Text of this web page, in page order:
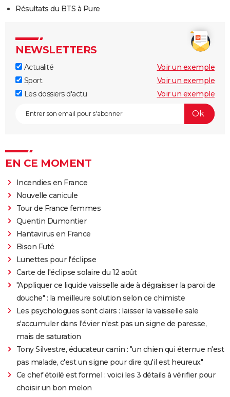
Résultats du BTS à Pure
NEWSLETTERS
Actualité
Voir un exemple
Sport
Voir un exemple
Les dossiers d'actu
Voir un exemple
EN CE MOMENT
Incendies en France
Nouvelle canicule
Tour de France femmes
Quentin Dumontier
Hantavirus en France
Bison Futé
Lunettes pour l'éclipse
Carte de l'éclipse solaire du 12 août
"Appliquer ce liquide vaisselle aide à dégraisser la paroi de
douche" : la meilleure solution selon ce chimiste
Les psychologues sont clairs : laisser la vaisselle sale
s'accumuler dans l'évier n'est pas un signe de paresse,
mais de saturation
Tony Silvestre, éducateur canin : "un chien qui éternue n'est
pas malade, c'est un signe pour dire qu'il est heureux"
Ce chef étoilé est formel : voici les 3 détails à vérifier pour
choisir un bon melon